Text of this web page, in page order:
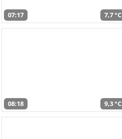
07:17 7,7 °C
08:18 9,3 °C